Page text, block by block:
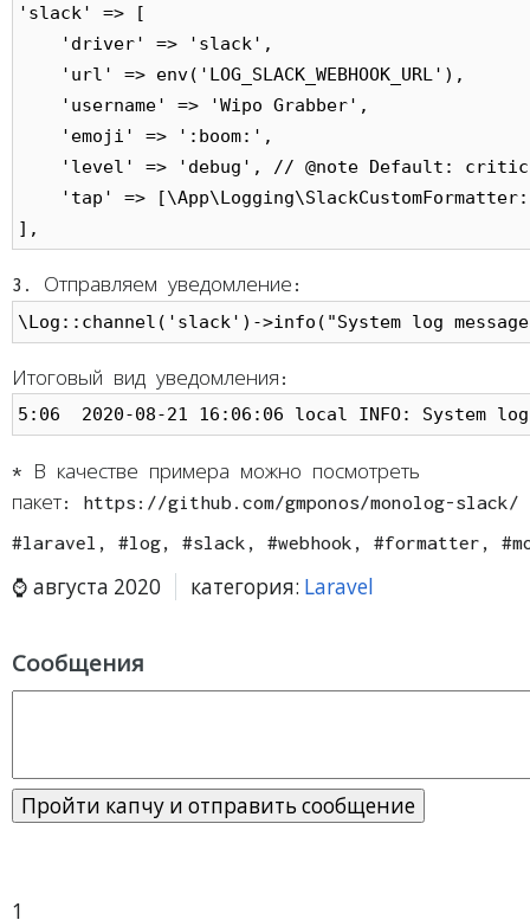
'slack' => [
    'driver' => 'slack',
    'url' => env('LOG_SLACK_WEBHOOK_URL'),
    'username' => 'Wipo Grabber',
    'emoji' => ':boom:',
'level' => 'debug', // @note Default:
'tap' =>
3. Отправляем уведомление:
\Log::channel('slack')->info("System log
Итоговый вид уведомления:
5:06  2020-08-21 16:06:06 local INFO: System
* В качестве примера можно посмотреть
пакет: https://github.com/gmponos/monolog-slack/
#laravel, #log, #slack, #webhook, #formatter,
августа 2020 категория: Laravel
Сообщения
1